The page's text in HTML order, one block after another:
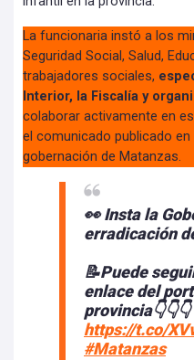
La funcionaria instó a los
Seguridad Social, Salud,
trabajadores sociales,
Interior, la Fiscalía y
colaborar activamente en
el comunicado publicado
gobernación de Matanzas.
👀 Insta la
erradicación
📝Puede
enlace del
provincia👇👇👇
https://t.co/
#Matanzas